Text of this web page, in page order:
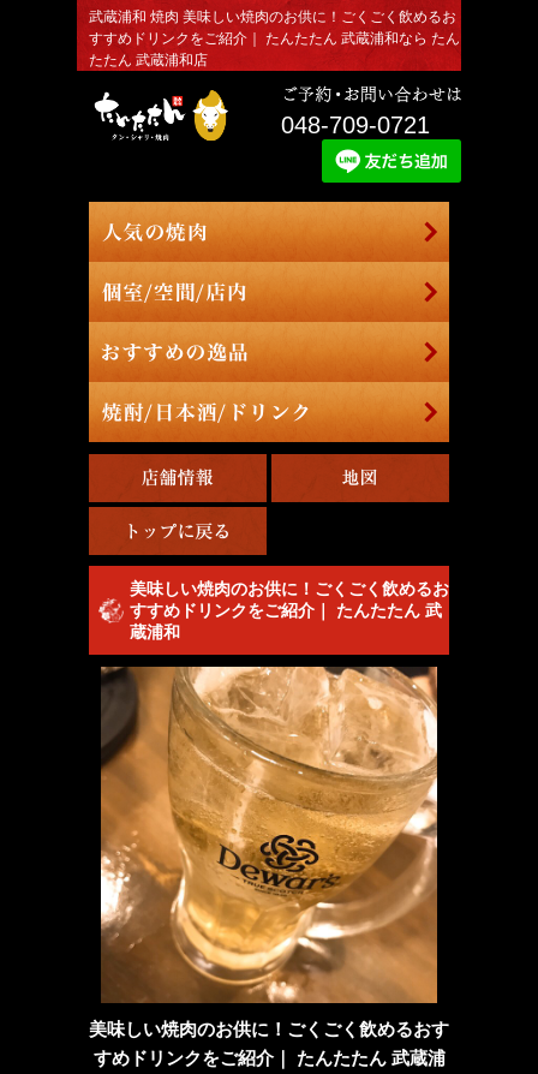
武蔵浦和 焼肉 美味しい焼肉のお供に！ごくごく飲めるお
すすめドリンクをご紹介｜ たんたたん 武蔵浦和なら たん
たたん 武蔵浦和店
048-709-0721
美味しい焼肉のお供に！ごくごく飲めるお
すすめドリンクをご紹介｜ たんたたん 武
蔵浦和
美味しい焼肉のお供に！ごくごく飲めるおす
すめドリンクをご紹介｜ たんたたん 武蔵浦